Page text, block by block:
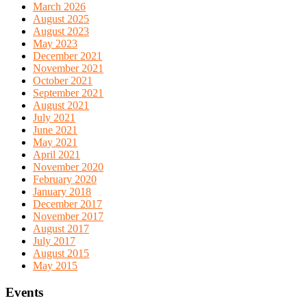
March 2026
August 2025
August 2023
May 2023
December 2021
November 2021
October 2021
September 2021
August 2021
July 2021
June 2021
May 2021
April 2021
November 2020
February 2020
January 2018
December 2017
November 2017
August 2017
July 2017
August 2015
May 2015
Events